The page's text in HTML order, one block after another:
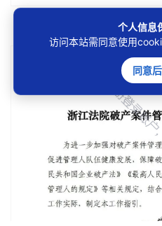
个人信息
访问本站需同意使用
同意